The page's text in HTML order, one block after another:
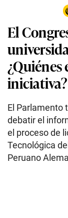
El
¿Quiénes
iniciativa?
El Parlamento
debatir el
el proceso de
Tecnológica
Peruano